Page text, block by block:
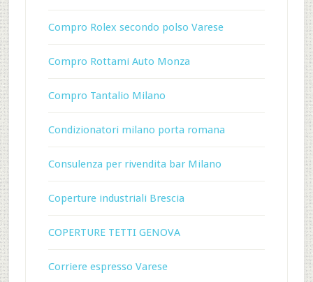
Compro Rolex secondo polso Varese
Compro Rottami Auto Monza
Compro Tantalio Milano
Condizionatori milano porta romana
Consulenza per rivendita bar Milano
Coperture industriali Brescia
COPERTURE TETTI GENOVA
Corriere espresso Varese